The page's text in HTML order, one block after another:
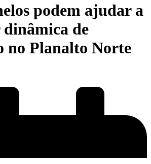
podem ajudar a
de
no Planalto Norte